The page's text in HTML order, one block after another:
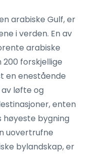
arabiske Gulf, er
i verden. En av
arabiske
forskjellige
en enestående
løfte og
enten
høyeste bygning
uovertrufne
bylandskap, er